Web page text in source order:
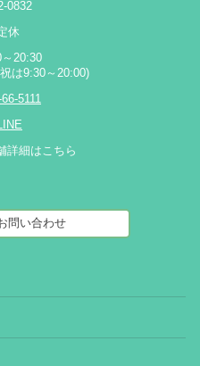
0832
休
～20:30
は9:30～20:00)
5111
詳細はこちら
問い合わせ